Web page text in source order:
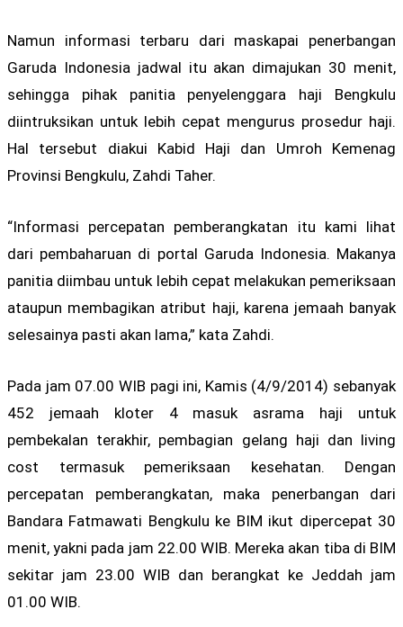
Namun informasi terbaru dari maskapai penerbangan
Garuda Indonesia jadwal itu akan dimajukan 30 menit,
sehingga pihak panitia penyelenggara haji Bengkulu
diintruksikan untuk lebih cepat mengurus prosedur haji.
Hal tersebut diakui Kabid Haji dan Umroh Kemenag
Provinsi Bengkulu, Zahdi Taher.
“Informasi percepatan pemberangkatan itu kami lihat
dari pembaharuan di portal Garuda Indonesia. Makanya
panitia diimbau untuk lebih cepat melakukan pemeriksaan
ataupun membagikan atribut haji, karena jemaah banyak
selesainya pasti akan lama,” kata Zahdi.
Pada jam 07.00 WIB pagi ini, Kamis (4/9/2014) sebanyak
452 jemaah kloter 4 masuk asrama haji untuk
pembekalan terakhir, pembagian gelang haji dan living
cost termasuk pemeriksaan kesehatan. Dengan
percepatan pemberangkatan, maka penerbangan dari
Bandara Fatmawati Bengkulu ke BIM ikut dipercepat 30
menit, yakni pada jam 22.00 WIB. Mereka akan tiba di BIM
sekitar jam 23.00 WIB dan berangkat ke Jeddah jam
01.00 WIB.